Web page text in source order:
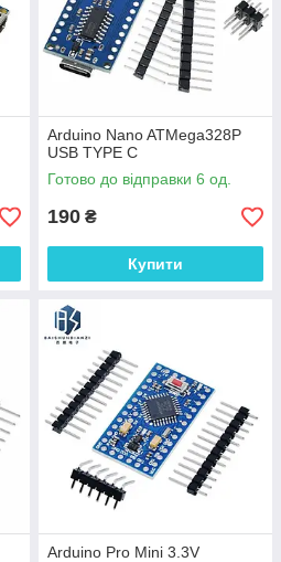
Arduino Nano ATMega328P
USB TYPE C
Готово до відправки 6 од.
190 ₴
Купити
Arduino Pro Mini 3.3V